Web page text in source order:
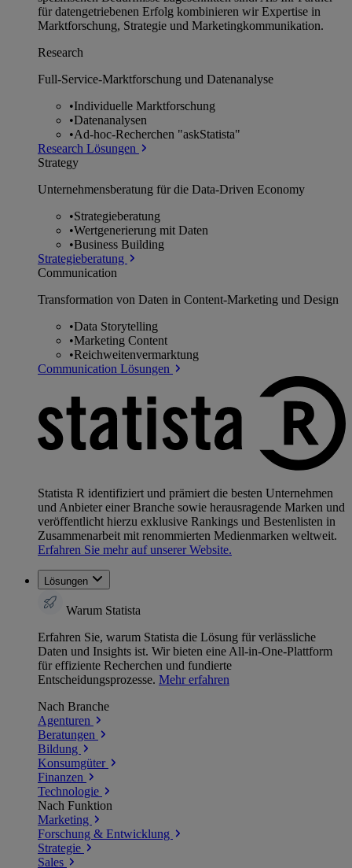
für datengetriebenen Erfolg kombinieren wir Expertise in
Marktforschung, Strategie und Marketingkommunikation.
Research
Full-Service-Marktforschung und Datenanalyse
•Individuelle Marktforschung
•Datenanalysen
•Ad-hoc-Recherchen "askStatista"
Research Lösungen
Strategy
Unternehmens­beratung für die Data-Driven Economy
•Strategieberatung
•Wertgenerierung mit Daten
•Business Building
Strategieberatung
Communication
Transformation von Daten in Content-Marketing und Design
•Data Storytelling
•Marketing Content
•Reichweitenvermarktung
Communication Lösungen
Statista R identifiziert und prämiert die besten Unternehmen
und Anbieter einer Branche sowie herausragende Marken und
veröffentlicht hierzu exklusive Rankings und Bestenlisten in
Zusammenarbeit mit renommierten Medienmarken weltweit.
Erfahren Sie mehr auf unserer Website.
Lösungen
Warum Statista
Erfahren Sie, warum Statista die Lösung für verlässliche
Daten und Insights ist. Wir bieten eine All-in-One-Plattform
für effiziente Recherchen und fundierte
Entscheidungsprozesse. Mehr erfahren
Nach Branche
Agenturen
Beratungen
Bildung
Konsumgüter
Finanzen
Technologie
Nach Funktion
Marketing
Forschung & Entwicklung
Strategie
Sales